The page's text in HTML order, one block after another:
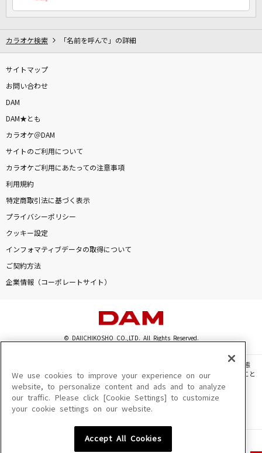
カラオケ検索 「名前を呼んで」の詳細
サイトマップ
お問い合わせ
DAM
DAM★とも
カラオケ＠DAM
サイトのご利用について
カラオケご利用にあたっての注意事項
利用規約
特定商取引法に基づく表示
プライバシーポリシー
クッキー設定
インフォマティブデータの取得について
ご契約方法
企業情報（コーポレートサイト）
© DAIICHIKOSHO CO.,LTD. All Rights Reserved.
このサイトに掲載されている一切の文章・画像・写真・動画・音声等を、手段や形態
を問わず、著作権法の定める範囲を超えて無断で複製、転載、ファイル化などすること
を禁じます。
楽曲及びコンテンツは、機種によりご利用いただけない場合があります。
楽曲及びコンテンツの配信日、配信内容が変更になる場合があります。
We use cookies to improve your experience on our
website, to personalize content and ads and to analyze
our traffic. Please click [Cookie Settings] to customize
your cookie settings on our website.
Accept All Cookies